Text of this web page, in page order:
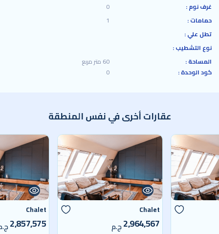
غرف نوم :
حمامات :
تطل علي :
نوع التشطيب :
المساحة :
60 متر مربع
كود الوحدة :
عقارات أخرى في نفس المنطقة
Chalet
2,857,575ج.م
Chalet
2,964,567ج.م